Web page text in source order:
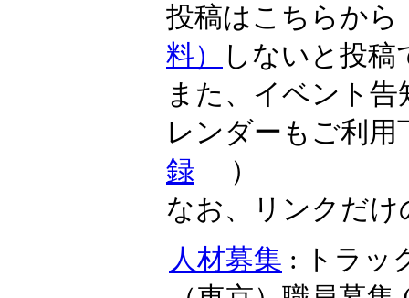
投稿はこちらか
料）
しないと投
また、イベント
レンダーもご利
録 ）
なお、リンクだ
人材募集 : トラッ